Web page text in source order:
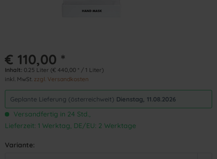
€ 110,00 *
Inhalt: 0.25 Liter (€ 440,00 * / 1 Liter)
inkl. MwSt. zzgl. Versandkosten
Geplante Lieferung (österreichweit) Dienstag, 11.08.2026
Versandfertig in 24 Std.,
Lieferzeit: 1 Werktag, DE/EU: 2 Werktage
Variante: